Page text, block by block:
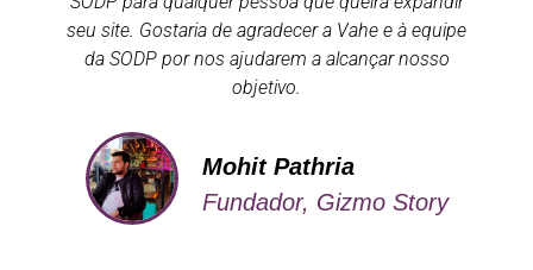
seu site. Gostaria de agradecer a Vahe e à equipe
da SODP por nos ajudarem a alcançar nosso
objetivo.
Mohit Pathria
Fundador, Gizmo Story